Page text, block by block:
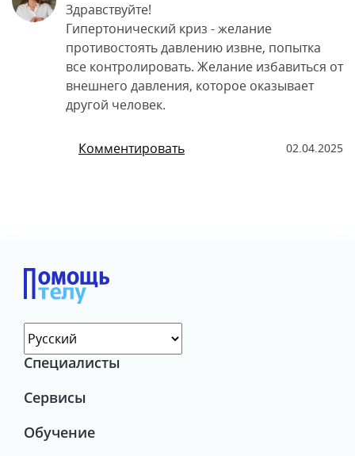
Здравствуйте!
Гипертонический криз - желание
противостоять давлению извне, попытка
все контролировать. Желание избавиться от
внешнего давления, которое оказывает
другой человек.
Комментировать 02.04.2025
Специалисты
Сервисы
Обучение